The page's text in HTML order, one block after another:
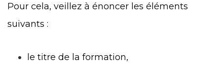
Pour cela, veillez à énoncer les éléments
suivants :
le titre de la formation,